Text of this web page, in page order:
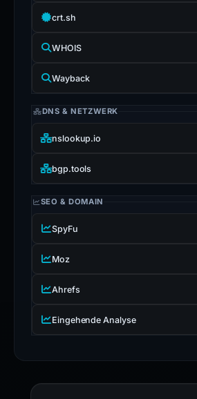
crt.sh
WHOIS
Wayback
DNS & NETZWERK
nslookup.io
bgp.tools
SEO & DOMAIN
SpyFu
Moz
Ahrefs
Eingehende Analyse